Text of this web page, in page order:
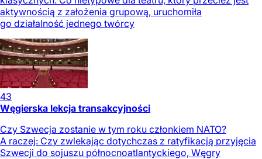
aktywnością z założenia grupową, uruchomiła
go działalność jednego twórcy
43
Węgierska lekcja transakcyjności
Czy Szwecja zostanie w tym roku członkiem NATO?
A raczej: Czy zwlekając dotychczas z ratyfikacją przyjęcia
Szwecji do sojuszu północnoatlantyckiego, Węgry